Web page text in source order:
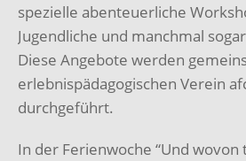
spezielle abenteuerliche
Jugendliche und manchmal
Diese Angebote werden
erlebnispädagogischen Verein
durchgeführt.
In der Ferienwoche “Und wovon